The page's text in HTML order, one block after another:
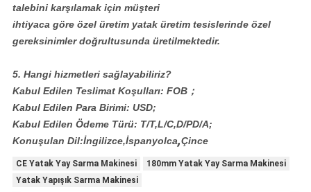
talebini karşılamak için müşteri
ihtiyaca göre özel üretim yatak üretim tesislerinde özel
gereksinimler doğrultusunda üretilmektedir.
5. Hangi hizmetleri sağlayabiliriz?
Kabul Edilen Teslimat Koşulları: FOB；
Kabul Edilen Para Birimi: USD;
Kabul Edilen Ödeme Türü: T/T,L/C,D/PD/A;
Konuşulan Dil:İngilizce,İspanyolca,Çince
CE Yatak Yay Sarma Makinesi
180mm Yatak Yay Sarma Makinesi
Yatak Yapışık Sarma Makinesi